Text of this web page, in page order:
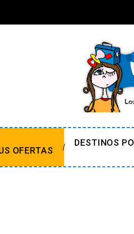
OFERTAS
DESTINOS